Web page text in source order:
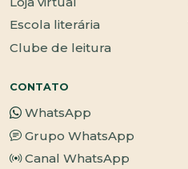
Escola literária
Clube de leitura
CONTATO
WhatsApp
Grupo WhatsApp
Canal WhatsApp